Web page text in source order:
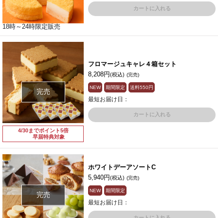
18時～24時限定販売
カートに入れる
完売
4/30までポイント5倍
早届特典対象
フロマージュキャレ４箱セット
8,208円(税込) (完売)
NEW 期間限定 送料550円
最短お届け日：
カートに入れる
完売
ホワイトデーアソートC
5,940円(税込) (完売)
NEW 期間限定
最短お届け日：